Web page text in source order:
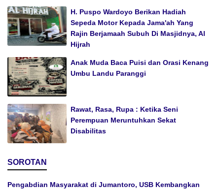
H. Puspo Wardoyo Berikan Hadiah
Sepeda Motor Kepada Jama'ah Yang
Rajin Berjamaah Subuh Di Masjidnya, Al
Hijrah
Anak Muda Baca Puisi dan Orasi Kenang
Umbu Landu Paranggi
Rawat, Rasa, Rupa : Ketika Seni
Perempuan Meruntuhkan Sekat
Disabilitas
SOROTAN
Pengabdian Masyarakat di Jumantoro, USB Kembangkan